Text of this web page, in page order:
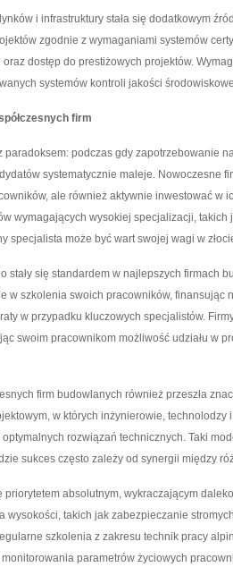
i infrastruktury stała się dodatkowym
zgodnie z wymaganiami systemów
dostęp do prestiżowych projektów.
systemów kontroli jakości
firm
paradoksem: podczas gdy zapotrzebowanie
systematycznie maleje. Nowoczesne
ale również aktywnie inwestować w
wymagających wysokiej specjalizacji,
specjalista może być wart swojej wagi w
stały się standardem w najlepszych firmach
w szkolenia swoich pracowników,
w przypadku kluczowych specjalistów.
swoim pracownikom możliwość udziału w
firm budowlanych również przeszła
w których inżynierowie,
rozwiązań technicznych. Taki
sukces często zależy od synergii między
priorytetem absolutnym, wykraczającym
wysokości, takich jak zabezpieczanie
szkolenia z zakresu technik pracy
parametrów życiowych